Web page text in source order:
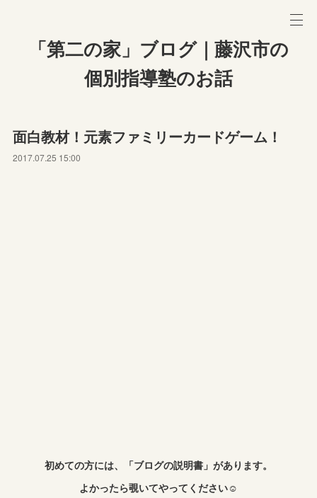
「第二の家」ブログ｜藤沢市の
個別指導塾のお話
面白教材！元素ファミリーカードゲーム！
2017.07.25 15:00
初めての方には、「ブログの説明書」があります。
よかったら覗いてやってください☺︎